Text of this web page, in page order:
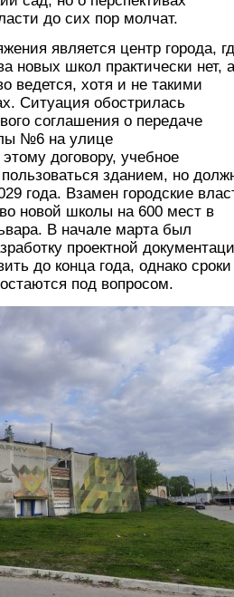
до сих пор молчат.
является центр города,
новых школ практически нет, а
ведется, хотя и не такими
Ситуация обострилась
соглашения о передаче
№6 на улице
договору, учебное
зданием, но
года. Взамен городские
новой школы на 600 мест в
В начале марта был
проектной
до конца года, однако сроки
под вопросом.